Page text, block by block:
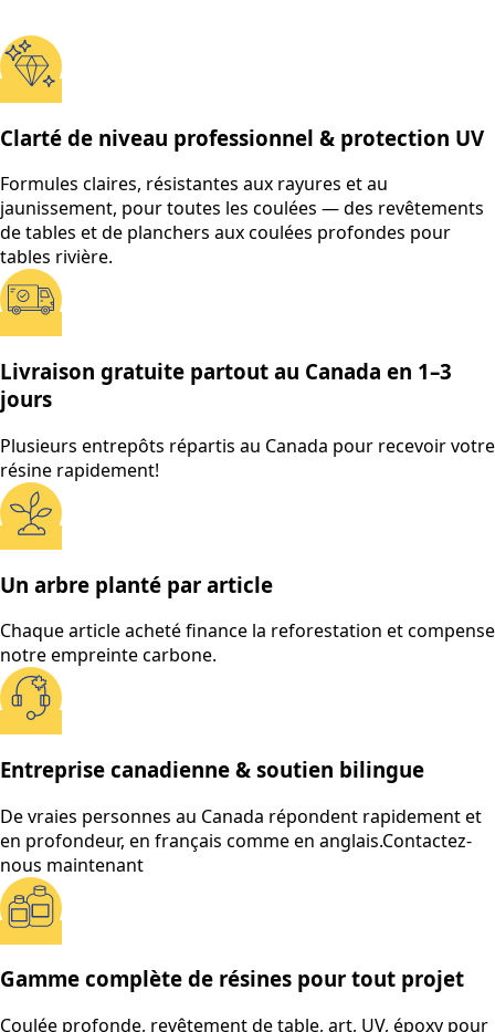
Clarté de niveau professionnel & protection UV
Formules claires, résistantes aux rayures et au
jaunissement, pour toutes les coulées — des revêtements
de tables et de planchers aux coulées profondes pour
tables rivière.
Livraison gratuite partout au Canada en 1–3
jours
Plusieurs entrepôts répartis au Canada pour recevoir votre
résine rapidement!
Un arbre planté par article
Chaque article acheté finance la reforestation et compense
notre empreinte carbone.
Entreprise canadienne & soutien bilingue
De vraies personnes au Canada répondent rapidement et
en profondeur, en français comme en anglais.Contactez-
nous maintenant
Gamme complète de résines pour tout projet
Coulée profonde, revêtement de table, art, UV, époxy pour